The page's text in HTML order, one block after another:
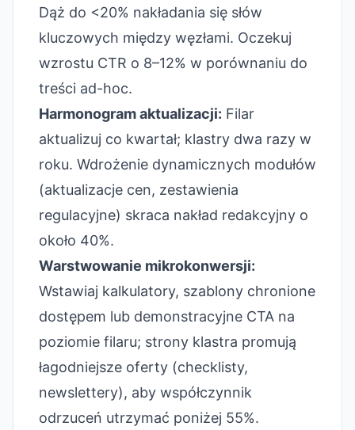
Dąż do <20% nakładania się słów
kluczowych między węzłami. Oczekuj
wzrostu CTR o 8–12% w porównaniu do
treści ad-hoc.
Harmonogram aktualizacji: Filar
aktualizuj co kwartał; klastry dwa razy w
roku. Wdrożenie dynamicznych modułów
(aktualizacje cen, zestawienia
regulacyjne) skraca nakład redakcyjny o
około 40%.
Warstwowanie mikrokonwersji:
Wstawiaj kalkulatory, szablony chronione
dostępem lub demonstracyjne CTA na
poziomie filaru; strony klastra promują
łagodniejsze oferty (checklisty,
newslettery), aby współczynnik
odrzuceń utrzymać poniżej 55%.